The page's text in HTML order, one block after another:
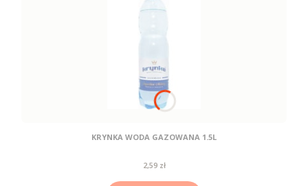
KRYNKA WODA GAZOWANA 1.5L
Cena
2,59 zł